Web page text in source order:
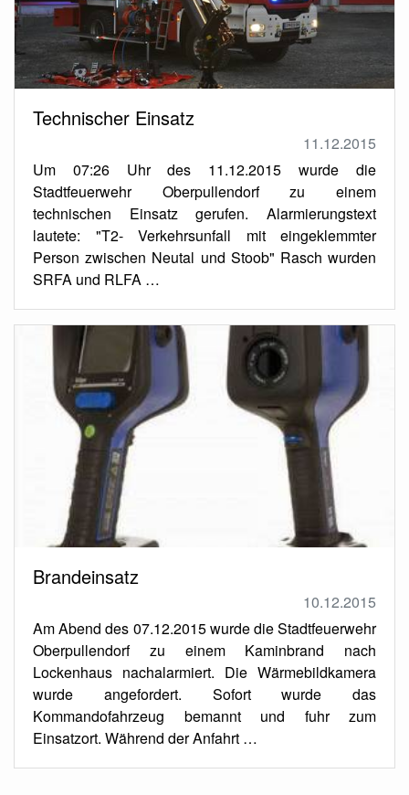
Technischer Einsatz
11.12.2015
Um 07:26 Uhr des 11.12.2015 wurde die
Stadtfeuerwehr Oberpullendorf zu einem
technischen Einsatz gerufen. Alarmierungstext
lautete: "T2- Verkehrsunfall mit eingeklemmter
Person zwischen Neutal und Stoob" Rasch wurden
SRFA und RLFA …
Brandeinsatz
10.12.2015
Am Abend des 07.12.2015 wurde die Stadtfeuerwehr
Oberpullendorf zu einem Kaminbrand nach
Lockenhaus nachalarmiert. Die Wärmebildkamera
wurde angefordert. Sofort wurde das
Kommandofahrzeug bemannt und fuhr zum
Einsatzort. Während der Anfahrt …